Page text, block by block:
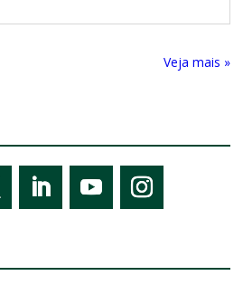
Próximas Entradas »